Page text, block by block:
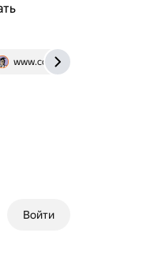
www.consultant.ru
Войти